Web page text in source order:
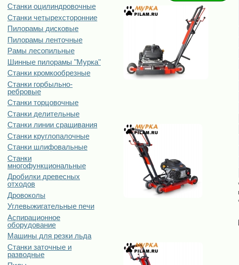
Станки оцилиндровочные
Станки четырехсторонние
Пилорамы дисковые
Пилорамы ленточные
Рамы лесопильные
Шинные пилорамы "Мурка"
Станки кромкообрезные
Станки горбыльно-
ребровые
Станки торцовочные
Станки делительные
Станки линии сращивания
Станки круглопалочные
Станки шлифовальные
Станки
многофункциональные
Дробилки древесных
отходов
Дровоколы
Углевыжигательные печи
Аспирационное
оборудование
Машины для резки льда
Станки заточные и
разводные